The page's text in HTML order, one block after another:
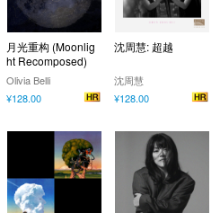
月光重构 (Moonlig
ht Recomposed)
Olivia Belli
¥128.00
沈周慧: 超越
沈周慧
¥128.00